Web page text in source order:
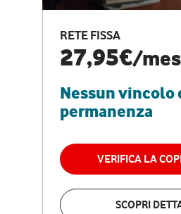
RETE FISSA
27,95€/
Nessun vincolo
permanenza
VERIFICA LA
SCOPRI
CASA PRO
RETE FISSA +
29,95€